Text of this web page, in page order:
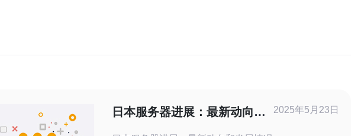
日本服务器进展：最新动向和
2025年5月23日